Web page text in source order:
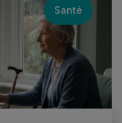
Santé